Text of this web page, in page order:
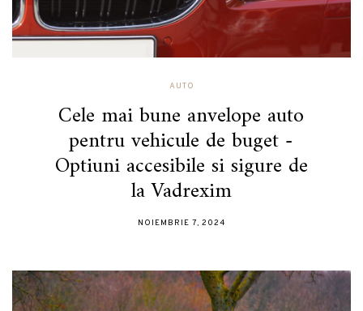
AUTO
Cele mai bune anvelope auto
pentru vehicule de buget -
Optiuni accesibile si sigure de
la Vadrexim
NOIEMBRIE 7, 2024